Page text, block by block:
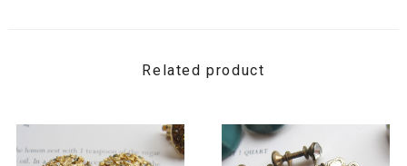
Related product